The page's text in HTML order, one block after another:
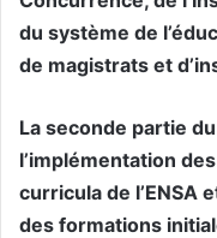
du système de
de magistrats et
La seconde partie
l’implémentation
curricula de l’ENSA
des formations